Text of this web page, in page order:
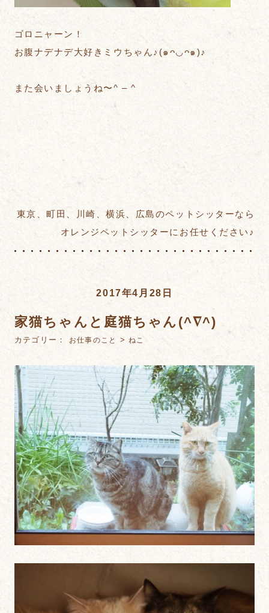
ゴロニャーン！
お腹ナデナデ大好きミウちゃん♪(๑ᴖ◡ᴖ๑)♪
また会いましょうね〜^ – ^
東京、町田、川崎、横浜、広島のペットシッターなら
オレンジペットシッターにお任せください♪
2017年4月28日
家猫ちゃんと庭猫ちゃん(^∇^)
カテゴリー： お仕事のこと >ねこ